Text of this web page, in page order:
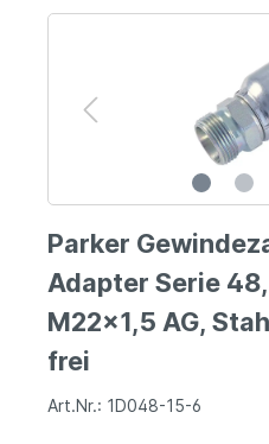
Parker
Adapter Serie
M22x1,5 AG,
frei
Art.Nr.: 1D048-15-6